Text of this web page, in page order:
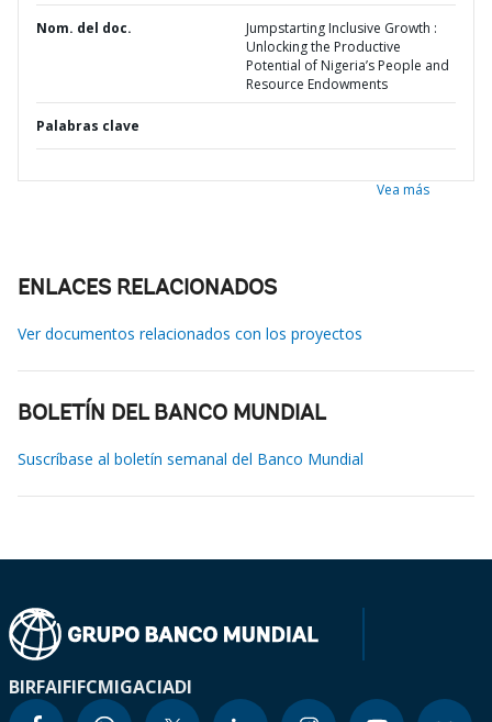
Nom. del doc.
Jumpstarting Inclusive Growth :
Unlocking the Productive
Potential of Nigeria’s People and
Resource Endowments
Palabras clave
Vea más
ENLACES RELACIONADOS
Ver documentos relacionados con los proyectos
BOLETÍN DEL BANCO MUNDIAL
Suscríbase al boletín semanal del Banco Mundial
BIRFAIFIFCMIGACIADI